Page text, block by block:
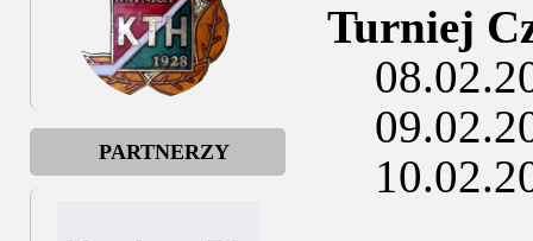
PARTNERZY
Turniej